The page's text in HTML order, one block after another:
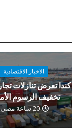
الاخبار الاقتصادية
كندا تعرض تنازلات
تخفيف الرسوم
20 ساعة مضى